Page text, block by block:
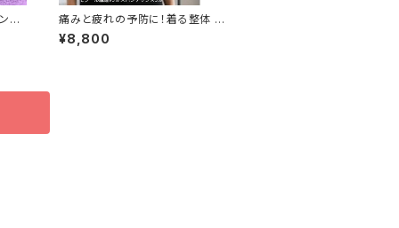
ド
痛みと疲れの予防に！着る整体 長
袖Tシャツ
¥8,800